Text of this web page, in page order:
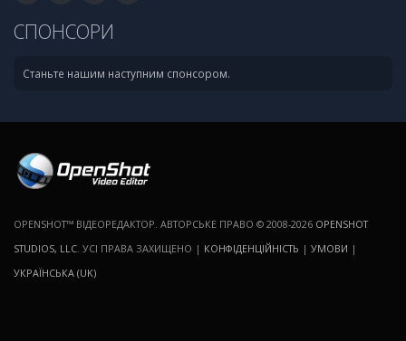
СПОНСОРИ
Станьте нашим наступним спонсором.
OPENSHOT™ ВІДЕОРЕДАКТОР. АВТОРСЬКЕ ПРАВО © 2008-2026 OPENSHOT
STUDIOS, LLC . УСІ ПРАВА ЗАХИЩЕНО | КОНФІДЕНЦІЙНІСТЬ | УМОВИ |
УКРАЇНСЬКА (UK)